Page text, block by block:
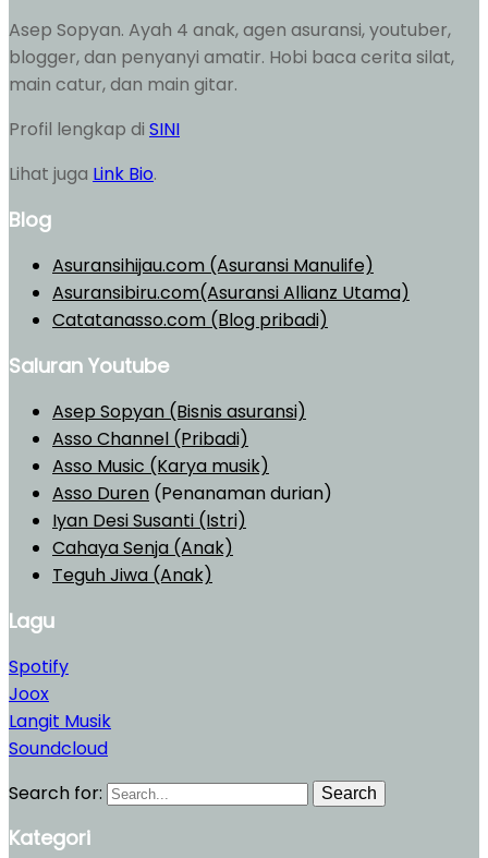
Asep Sopyan. Ayah 4 anak, agen asuransi, youtuber,
blogger, dan penyanyi amatir. Hobi baca cerita silat,
main catur, dan main gitar.
Profil lengkap di SINI
Lihat juga Link Bio.
Blog
Asuransihijau.com (Asuransi Manulife)
Asuransibiru.com(Asuransi Allianz Utama)
Catatanasso.com (Blog pribadi)
Saluran Youtube
Asep Sopyan (Bisnis asuransi)
Asso Channel (Pribadi)
Asso Music (Karya musik)
Asso Duren (Penanaman durian)
Iyan Desi Susanti (Istri)
Cahaya Senja (Anak)
Teguh Jiwa (Anak)
Lagu
Spotify
Joox
Langit Musik
Soundcloud
Search for:
Search
Kategori